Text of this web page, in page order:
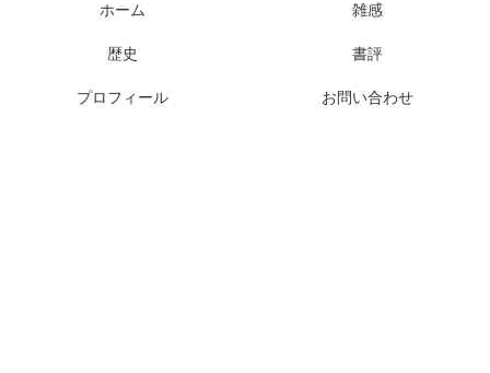
ホーム 雑感
歴史 書評
プロフィール お問い合わせ